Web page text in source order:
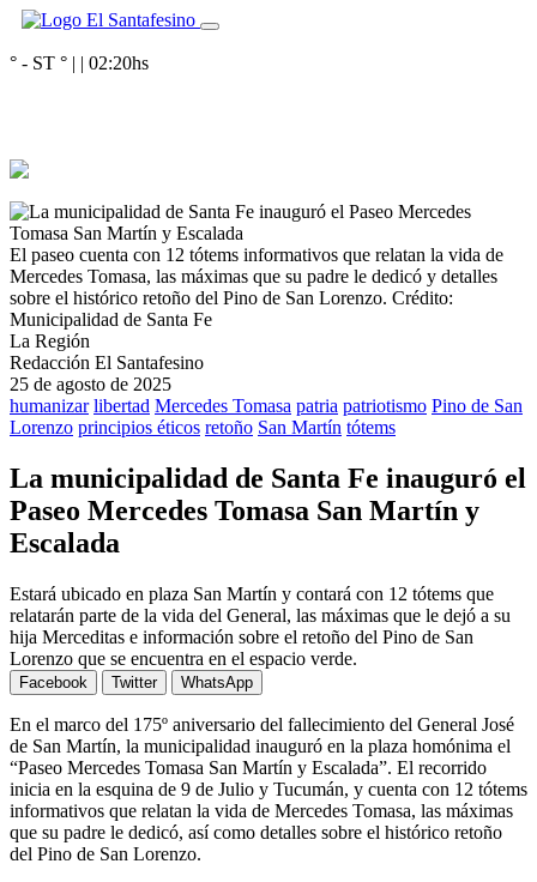
° - ST ° | | 02:20hs
El paseo cuenta con 12 tótems informativos que relatan la vida de
Mercedes Tomasa, las máximas que su padre le dedicó y detalles
sobre el histórico retoño del Pino de San Lorenzo. Crédito:
Municipalidad de Santa Fe
La Región
Redacción El Santafesino
25 de agosto de 2025
humanizar libertad Mercedes Tomasa patria patriotismo Pino de San
Lorenzo principios éticos retoño San Martín tótems
La municipalidad de Santa Fe inauguró el
Paseo Mercedes Tomasa San Martín y
Escalada
Estará ubicado en plaza San Martín y contará con 12 tótems que
relatarán parte de la vida del General, las máximas que le dejó a su
hija Merceditas e información sobre el retoño del Pino de San
Lorenzo que se encuentra en el espacio verde.
Facebook Twitter WhatsApp
En el marco del 175º aniversario del fallecimiento del General José
de San Martín, la municipalidad inauguró en la plaza homónima el
“Paseo Mercedes Tomasa San Martín y Escalada”. El recorrido
inicia en la esquina de 9 de Julio y Tucumán, y cuenta con 12 tótems
informativos que relatan la vida de Mercedes Tomasa, las máximas
que su padre le dedicó, así como detalles sobre el histórico retoño
del Pino de San Lorenzo.